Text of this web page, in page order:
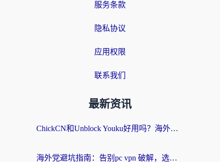
服务条款
隐私协议
应用权限
联系我们
最新资讯
ChickCN和Unblock Youku好用吗？海外党亲测3款回国加速器，附iOS免费选择指南
海外党避坑指南：告别pc vpn 破解，选对回国加速器轻松访问国内资源